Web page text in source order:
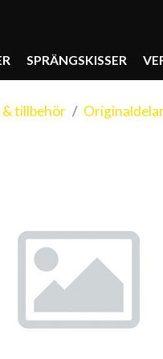
SPRÄNGSKISSER
& tillbehör